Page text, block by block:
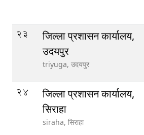
23
जिल्ला प्रशासन कार्यालय,
उदयपुर
triyuga, उदयपुर
24
जिल्ला प्रशासन कार्यालय,
सिराहा
siraha, सिराहा